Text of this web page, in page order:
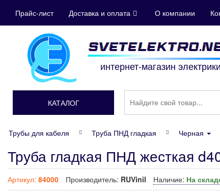
Прайс-лист Доставка и оплата О компании
интернет-магазин электрики
КАТАЛОГ
Трубы для кабеля Труба ПНД гладкая Черная
Труба гладкая ПНД жесткая
Артикул: 84000 Производитель: RUVinil Наличие: На